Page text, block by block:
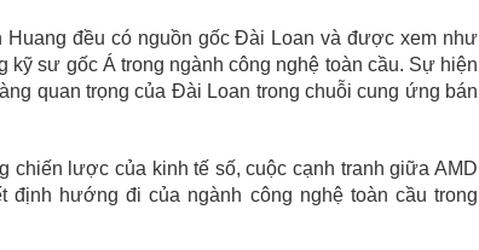
đều có nguồn gốc Đài Loan và được xem như
kỹ sư gốc Á trong ngành công nghệ toàn cầu. Sự hiện
quan trọng của Đài Loan trong chuỗi cung ứng bán
chiến lược của kinh tế số, cuộc cạnh tranh giữa AMD
hướng đi của ngành công nghệ toàn cầu trong